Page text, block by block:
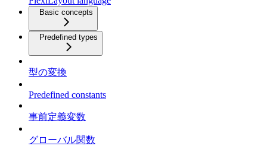
Basic concepts
Predefined types
型の変換
Predefined constants
事前定義変数
グローバル関数